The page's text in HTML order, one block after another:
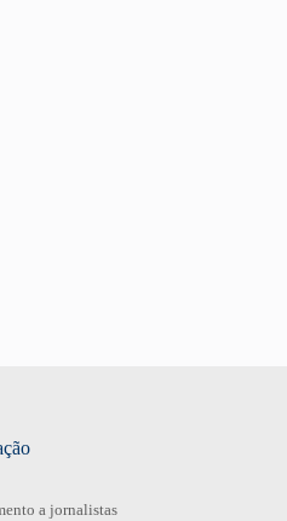
a jornalistas